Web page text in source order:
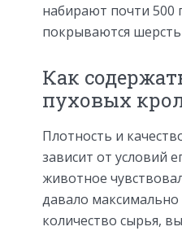
набирают почти 500
покрываются
Как
пуховых
Плотность и
зависит от условий
животное
давало
количество сырья,